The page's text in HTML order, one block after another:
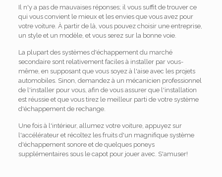
Il n'y a pas de mauvaises réponses; il vous suffit de trouver ce
qui vous convient le mieux et les envies que vous avez pour
votre voiture. À partir de là, vous pouvez choisir une entreprise,
un style et un modèle, et vous serez sur la bonne voie.
La plupart des systèmes d'échappement du marché
secondaire sont relativement faciles à installer par vous-
même, en supposant que vous soyez à l'aise avec les projets
automobiles. Sinon, demandez à un mécanicien professionnel
de l'installer pour vous, afin de vous assurer que l'installation
est réussie et que vous tirez le meilleur parti de votre système
d'échappement de rechange.
Une fois à l'intérieur, allumez votre voiture, appuyez sur
l'accélérateur et récoltez les fruits d'un magnifique système
d'échappement sonore et de quelques poneys
supplémentaires sous le capot pour jouer avec. S'amuser!